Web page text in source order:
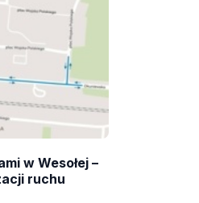
w Wesołej –
ruchu